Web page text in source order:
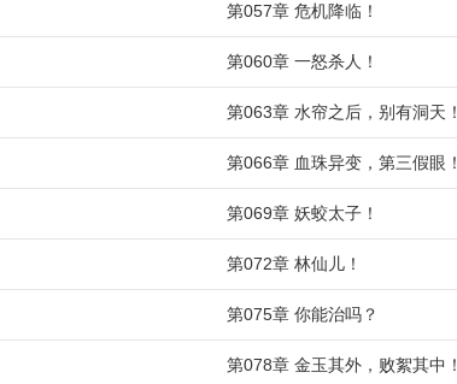
第057章 危机降临！
第060章 一怒杀人！
第063章 水帘之后，别有洞天！
第066章 血珠异变，第三假眼！
第069章 妖蛟太子！
第072章 林仙儿！
第075章 你能治吗？
第078章 金玉其外，败絮其中！